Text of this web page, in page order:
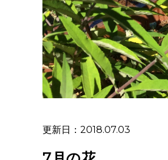
更新日：2018.07.03